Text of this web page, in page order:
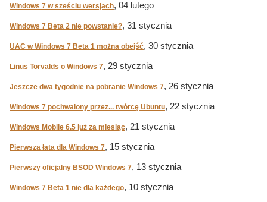
Windows 7 w sześciu wersjach, 04 lutego
Windows 7 Beta 2 nie powstanie?, 31 stycznia
UAC w Windows 7 Beta 1 można obejść, 30 stycznia
Linus Torvalds o Windows 7, 29 stycznia
Jeszcze dwa tygodnie na pobranie Windows 7, 26 stycznia
Windows 7 pochwalony przez... twórcę Ubuntu, 22 stycznia
Windows Mobile 6.5 już za miesiąc, 21 stycznia
Pierwsza łata dla Windows 7, 15 stycznia
Pierwszy oficjalny BSOD Windows 7, 13 stycznia
Windows 7 Beta 1 nie dla każdego, 10 stycznia